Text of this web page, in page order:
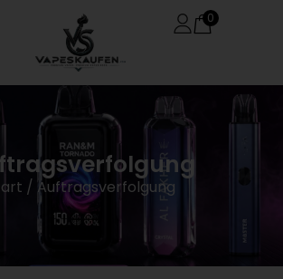
0
/ Auftragsverfolgung